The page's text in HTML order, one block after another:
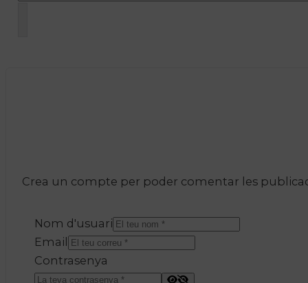
Crea un compte per poder comentar les
Nom d'usuari
Email
Contrasenya